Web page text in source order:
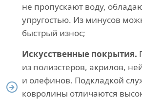
не пропускают воду,
упругостью. Из минусов
быстрый износ;
Искусственные покрытия.
из полиэстеров, акрилов,
и олефинов. Подкладкой
ковролины отличаются